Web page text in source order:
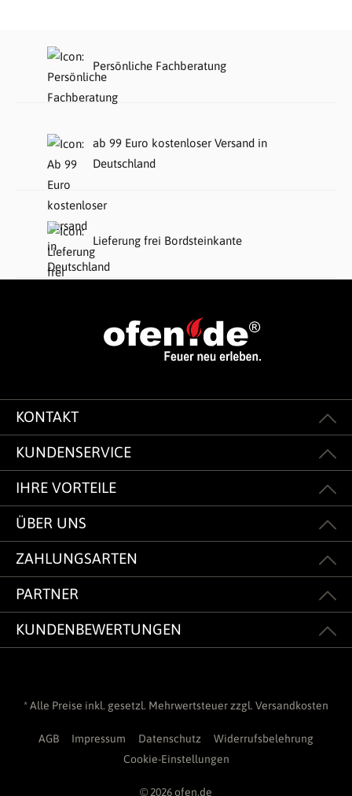
Persönliche Fachberatung
ab 99 Euro kostenloser Versand in
Deutschland
Lieferung frei Bordsteinkante
KONTAKT
KUNDENSERVICE
IHRE VORTEILE
ÜBER UNS
ZAHLUNGSARTEN
PARTNER
KUNDENBEWERTUNGEN
* Alle Preise inkl. gesetzl. Mehrwertsteuer zzgl. Versandkosten
AGB Impressum Datenschutz
Widerrufsbelehrung
Cookie-Einstellungen
© 2026 ofen.de